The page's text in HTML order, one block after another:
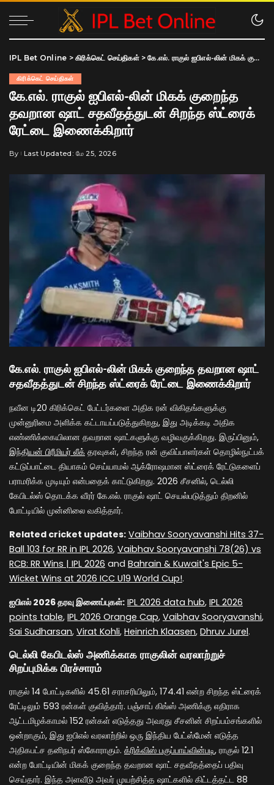
IPL Bet Online >கிரிக்கெட் செய்திகள்>கே.எல். ராகுல் ஐபிஎல்-லின் மிகக் குறைந்த தவறான ஷாட் சதவீதத்துடன் சிறந்த ஸ்ட்ரைக் ரேட்டை இணைக்கிறார்
கிரிக்கெட் செய்திகள்
கே.எல். ராகுல் ஐபிஎல்-லின் மிகக் குறைந்த
தவறான ஷாட் சதவீதத்துடன் சிறந்த ஸ்ட்ரைக்
ரேட்டை இணைக்கிறார்
Posted
By Last Updated: மே 25, 2026
கே.எல். ராகுல் ஐபிஎல்-லின் மிகக் குறைந்த தவறான ஷாட்
சதவீதத்துடன் சிறந்த ஸ்ட்ரைக் ரேட்டை இணைக்கிறார்
நவீன டி20 கிரிக்கெட் பேட்டர்களை அதிக ரன் விகிதங்களுக்கு
முன்னுரிமை அளிக்க கட்டாயப்படுத்துகிறது, இது அடிக்கடி அதிக
எண்ணிக்கையிலான தவறான ஷாட்களுக்கு வழிவகுக்கிறது. இருப்பினும்,
இந்தியன் பிரீமியர் லீக் தரவுகள், சிறந்த ரன் குவிப்பாளர்கள் தொழில்நுட்பக்
கட்டுப்பாட்டை தியாகம் செய்யாமல் ஆக்ரோஷமான ஸ்ட்ரைக் ரேட்டுகளைப்
பராமரிக்க முடியும் என்பதைக் காட்டுகிறது. 2026 சீசனில், டெல்லி
கேபிடல்ஸ் தொடக்க வீரர் கே.எல். ராகுல் ஷாட் செயல்படுத்தும் திறனில்
போட்டியில் முன்னிலை வகித்தார்.
Related cricket updates: Vaibhav Sooryavanshi Hits 37-
Ball 103 for RR in IPL 2026, Vaibhav Sooryavanshi 78(26) vs
RCB: RR Wins | IPL 2026 and Bahrain & Kuwait's Epic 5-
Wicket Wins at 2026 ICC U19 World Cup!.
ஐபிஎல் 2026 தரவு இணைப்புகள்: IPL 2026 data hub, IPL 2026
points table, IPL 2026 Orange Cap, Vaibhav Sooryavanshi,
Sai Sudharsan, Virat Kohli, Heinrich Klaasen, Dhruv Jurel.
டெல்லி கேபிடல்ஸ் அணிக்காக ராகுலின் வரலாற்றுச்
சிறப்புமிக்க பிரச்சாரம்
ராகுல் 14 போட்டிகளில் 45.61 சராசரியிலும், 174.41 என்ற சிறந்த ஸ்ட்ரைக்
ரேட்டிலும் 593 ரன்கள் குவித்தார். பஞ்சாப் கிங்ஸ் அணிக்கு எதிராக
ஆட்டமிழக்காமல் 152 ரன்கள் எடுத்தது அவரது சீசனின் சிறப்பம்சங்களில்
ஒன்றாகும், இது ஐபிஎல் வரலாற்றில் ஒரு இந்திய பேட்ஸ்மேன் எடுத்த
அதிகபட்ச தனிநபர் ஸ்கோராகும். க்ரிக்விஸ் பகுப்பாய்வின்படி, ராகுல் 12.1
என்ற போட்டியின் மிகக் குறைந்த தவறான ஷாட் சதவீதத்தைப் பதிவு
செய்தார். இந்த அளவீடு அவர் முயற்சித்த ஷாட்களில் கிட்டத்தட்ட 88